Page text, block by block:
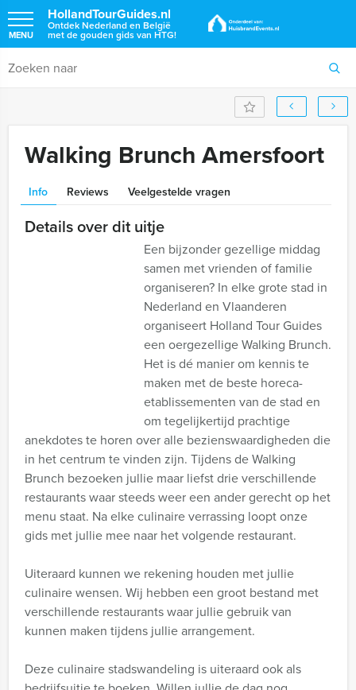
HollandTourGuides.nl
Ontdek Nederland en België
met de gouden gids van HTG!
MENU
Walking Brunch Amersfoort
Info Reviews Veelgestelde vragen
Details over dit uitje
Een bijzonder gezellige middag
samen met vrienden of familie
organiseren? In elke grote stad in
Nederland en Vlaanderen
organiseert Holland Tour Guides
een oergezellige Walking Brunch.
Het is dé manier om kennis te
maken met de beste horeca-
etablissementen van de stad en
om tegelijkertijd prachtige
anekdotes te horen over alle bezienswaardigheden die
in het centrum te vinden zijn. Tijdens de Walking
Brunch bezoeken jullie maar liefst drie verschillende
restaurants waar steeds weer een ander gerecht op het
menu staat. Na elke culinaire verrassing loopt onze
gids met jullie mee naar het volgende restaurant.
Uiteraard kunnen we rekening houden met jullie
culinaire wensen. Wij hebben een groot bestand met
verschillende restaurants waar jullie gebruik van
kunnen maken tijdens jullie arrangement.
Deze culinaire stadswandeling is uiteraard ook als